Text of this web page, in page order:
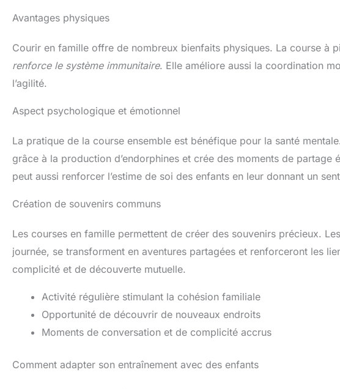
Avantages physiques
Courir en famille offre de nombreux bienfaits physiques. La course à
renforce le système immunitaire. Elle améliore aussi la coordination
l’agilité.
Aspect psychologique et émotionnel
La pratique de la course ensemble est bénéfique pour la santé
grâce à la production d’endorphines et crée des moments de
peut aussi renforcer l’estime de soi des enfants en leur donnant un
Création de souvenirs communs
Les courses en famille permettent de créer des souvenirs précieux.
journée, se transforment en aventures partagées et renforceront les
complicité et de découverte mutuelle.
Activité régulière stimulant la cohésion familiale
Opportunité de découvrir de nouveaux endroits
Moments de conversation et de complicité accrus
Comment adapter son entraînement avec des enfants